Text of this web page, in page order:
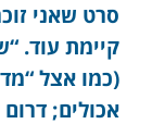
סרט שאני
קיימת עוד.
(כמו אצל
אכולים;